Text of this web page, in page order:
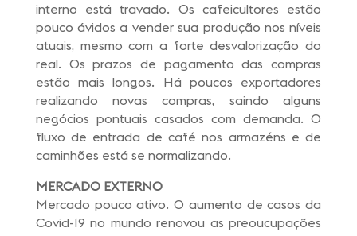
interno está travado. Os cafeicultores estão
pouco ávidos a vender sua produção nos níveis
atuais, mesmo com a forte desvalorização do
real. Os prazos de pagamento das compras
estão mais longos. Há poucos exportadores
realizando novas compras, saindo alguns
negócios pontuais casados com demanda. O
fluxo de entrada de café nos armazéns e de
caminhões está se normalizando.
MERCADO EXTERNO
Mercado pouco ativo. O aumento de casos da
Covid-19 no mundo renovou as preoucupações